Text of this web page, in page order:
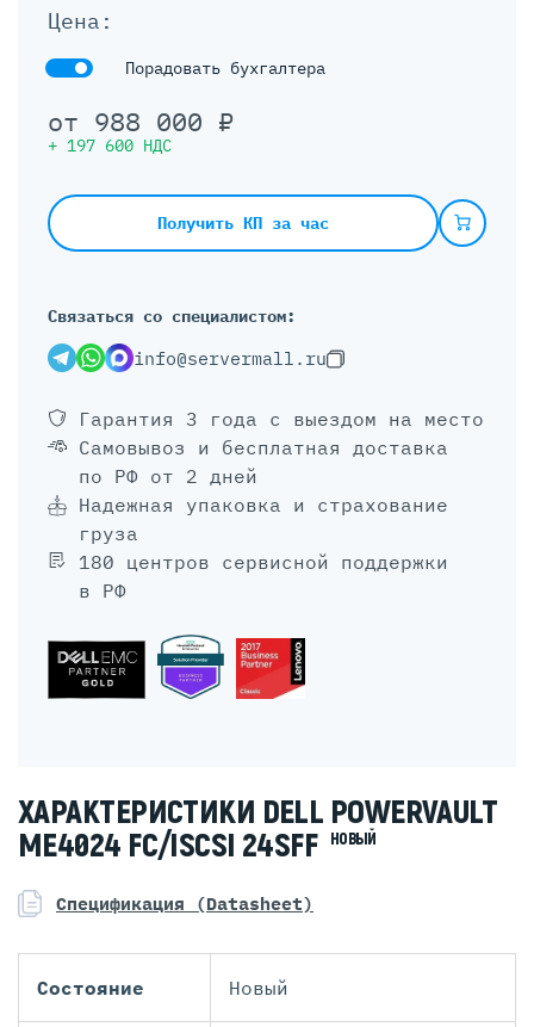
Цена:
Порадовать бухгалтера
от 988 000 ₽
+ 197 600 НДС
Получить КП за час
Связаться со специалистом:
info@servermall.ru
Гарантия 3 года с выездом на место
Самовывоз и бесплатная доставка
по РФ от 2 дней
Надежная упаковка и страхование
груза
180 центров сервисной поддержки
в РФ
ХАРАКТЕРИСТИКИ DELL POWERVAULT
ME4024 FC/ISCSI 24SFF
НОВЫЙ
Спецификация (Datasheet)
Состояние Новый